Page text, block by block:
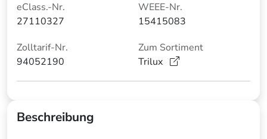
eClass.-Nr.
27110327
WEEE-Nr.
15415083
Zolltarif-Nr.
94052190
Zum Sortiment
Trilux
Beschreibung